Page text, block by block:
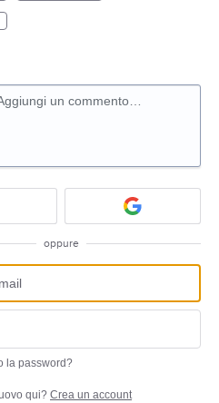
un commento…
oppure
la password?
qui? Crea un account